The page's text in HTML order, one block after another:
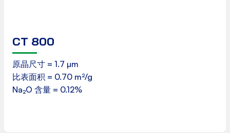
CT 800
原晶尺寸 = 1.7 µm
比表面积 = 0.70 m²/g
Na₂O 含量 = 0.12%